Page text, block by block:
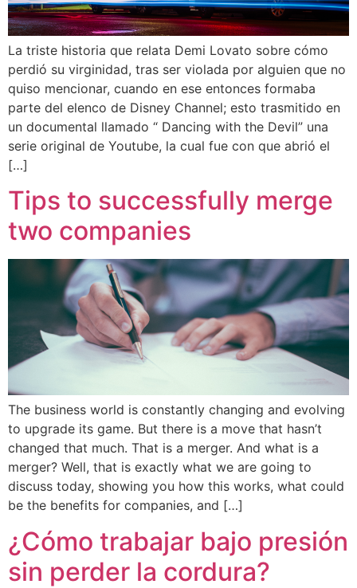
La triste historia que relata Demi Lovato sobre cómo
perdió su virginidad, tras ser violada por alguien que no
quiso mencionar, cuando en ese entonces formaba
parte del elenco de Disney Channel; esto trasmitido en
un documental llamado “ Dancing with the Devil” una
serie original de Youtube, la cual fue con que abrió el
[…]
Tips to successfully merge
two companies
The business world is constantly changing and evolving
to upgrade its game. But there is a move that hasn’t
changed that much. That is a merger. And what is a
merger? Well, that is exactly what we are going to
discuss today, showing you how this works, what could
be the benefits for companies, and […]
¿Cómo trabajar bajo presión
sin perder la cordura?